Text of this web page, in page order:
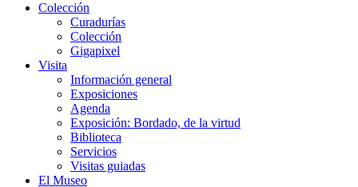
Colección
Curadurías
Colección
Gigapixel
Visita
Información general
Exposiciones
Agenda
Exposición: Bordado, de la virtud
Biblioteca
Servicios
Visitas guiadas
El Museo